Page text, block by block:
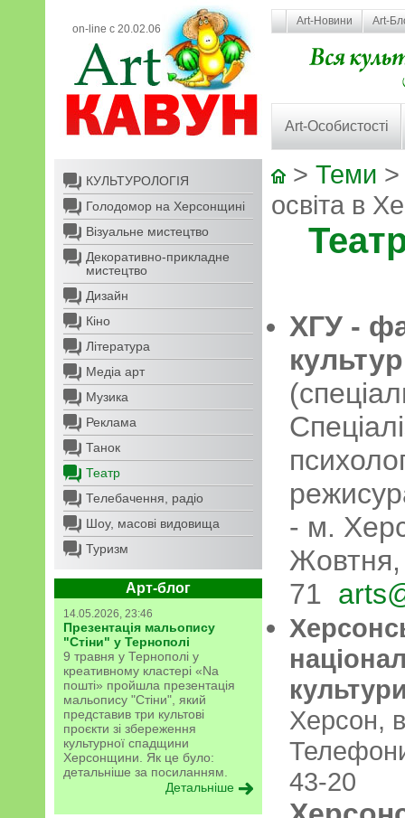
on-line с 20.02.06
Art-Новини Art-
Art-Особистості
КУЛЬТУРОЛОГІЯ
Голодомор на Херсонщині
Візуальне мистецтво
Декоративно-прикладне
мистецтво
Дизайн
Кіно
Література
Медіа арт
Музика
Реклама
Танок
Театр
Телебачення, радіо
Шоу, масові видовища
Туризм
Арт-блог
14.05.2026, 23:46
Презентація мальопису
"Стіни" у Тернополі
9 травня у Тернополі у
креативному кластері «Na
пошті» пройшла презентація
мальопису "Стіни", який
представив три культові
проєкти зі збереження
культурної спадщини
Херсонщини. Як це було:
детальніше за посиланням.
Детальніше
> Теми
освіта в
ХГУ -
- м.
Жовтня,
71
Херсон,
43-20